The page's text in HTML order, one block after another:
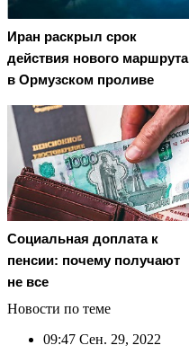
Иран раскрыл срок
действия нового маршрута
в Ормузском проливе
Социальная доплата к
пенсии: почему получают
не все
Новости по теме
09:47 Сен. 29, 2022